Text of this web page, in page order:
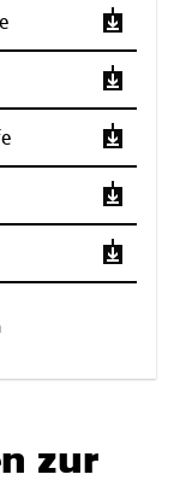
zur